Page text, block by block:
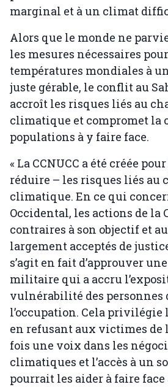
marginal et à un climat
Alors que le monde ne
les mesures nécessaires
températures mondiales à
juste gérable, le conflit au
accroît les risques liés au
climatique et compromet la
populations à y faire face.
« La CCNUCC a été créée
réduire – les risques liés au
climatique. En ce qui
Occidental, les actions de la
contraires à son objectif et
largement acceptés de
s’agit en fait d’approuver
militaire qui a accru
vulnérabilité des personnes
l’occupation. Cela privilégie
en refusant aux victimes de
fois une voix dans les
climatiques et l’accès à un
pourrait les aider à faire